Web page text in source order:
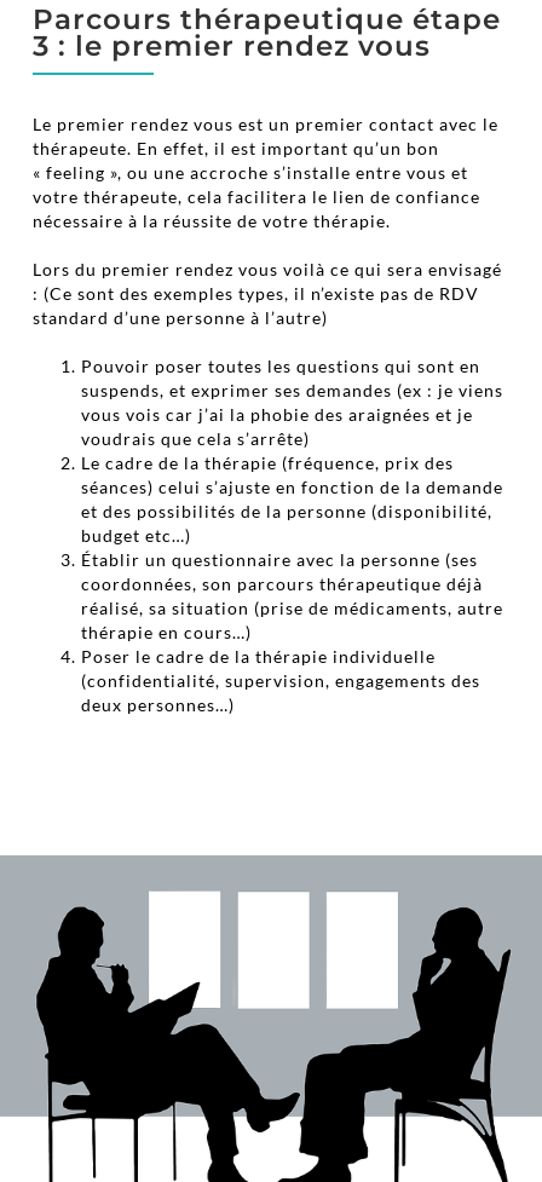
Parcours thérapeutique étape
3 : le premier rendez vous
Le premier rendez vous est un premier contact avec le
thérapeute. En effet, il est important qu’un bon
« feeling », ou une accroche s’installe entre vous et
votre thérapeute, cela facilitera le lien de confiance
nécessaire à la réussite de votre thérapie.
Lors du premier rendez vous voilà ce qui sera envisagé
: (Ce sont des exemples types, il n’existe pas de RDV
standard d’une personne à l’autre)
Pouvoir poser toutes les questions qui sont en
suspends, et exprimer ses demandes (ex : je viens
vous vois car j’ai la phobie des araignées et je
voudrais que cela s’arrête)
Le cadre de la thérapie (fréquence, prix des
séances) celui s’ajuste en fonction de la demande
et des possibilités de la personne (disponibilité,
budget etc…)
Établir un questionnaire avec la personne (ses
coordonnées, son parcours thérapeutique déjà
réalisé, sa situation (prise de médicaments, autre
thérapie en cours…)
Poser le cadre de la thérapie individuelle
(confidentialité, supervision, engagements des
deux personnes…)